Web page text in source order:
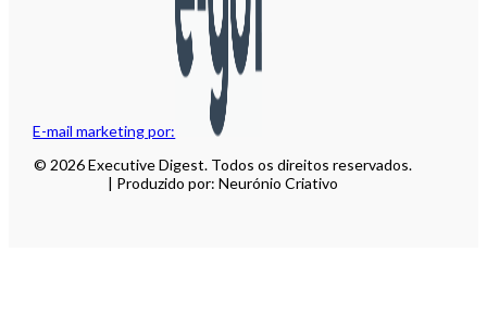
E-mail marketing por:
© 2026 Executive Digest. Todos os direitos reservados.
| Produzido por: Neurónio Criativo